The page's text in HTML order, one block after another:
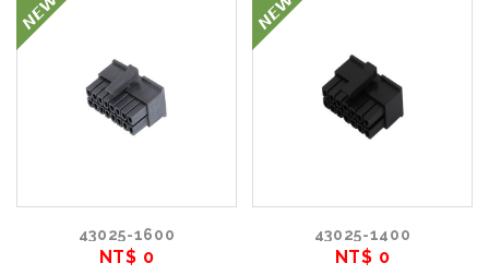
43025-1600
NT$ 0
43025-1400
NT$ 0